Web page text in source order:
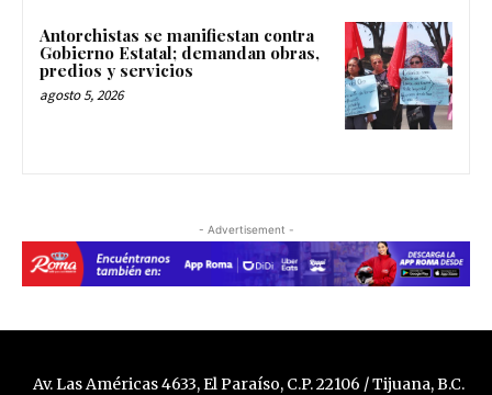
Antorchistas se manifiestan contra
Gobierno Estatal; demandan obras,
predios y servicios
agosto 5, 2026
- Advertisement -
Av. Las Américas 4633, El Paraíso, C.P. 22106 / Tijuana, B.C.